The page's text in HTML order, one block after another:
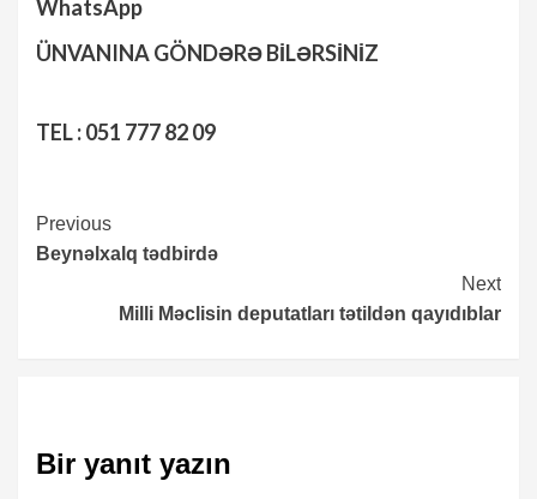
WhatsApp
ÜNVANINA GÖNDƏRƏ BİLƏRSİNİZ
TEL : 051 777 82 09
Continue
Reading
Previous
Beynəlxalq tədbirdə
Next
Milli Məclisin deputatları tətildən qayıdıblar
Bir yanıt yazın